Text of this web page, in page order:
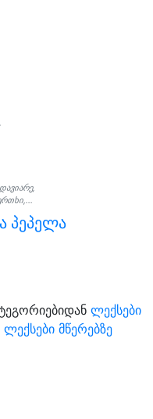
პეპელა
ლექსები
ლექსები მწერებზე